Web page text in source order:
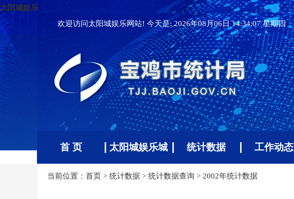
太阳城娱乐
欢迎访问太阳城娱乐网站! 今天是:2026年08月06日 14:34:07 星期四
首 页 太阳城娱乐城 统计数据 工作动态
当前位置： 首页 > 统计数据 > 统计数据查询 > 2002年统计数据